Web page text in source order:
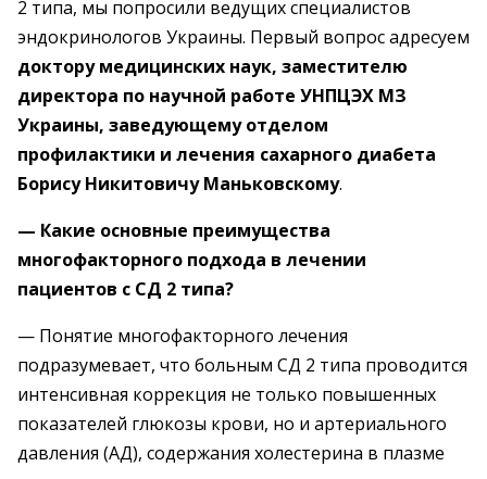
2 типа, мы попросили ведущих специалистов
эндокринологов Украины. Первый вопрос адресуем
доктору медицинских наук, заместителю
директора по научной работе УНПЦЭХ МЗ
Украины, заведующему отделом
профилактики и лечения сахарного диабета
Борису Никитовичу Маньковскому.
— Какие основные преимущества
многофакторного подхода в лечении
пациентов с СД 2 типа?
— Понятие многофакторного лечения
подразумевает, что больным СД 2 типа проводится
интенсивная коррекция не только повышенных
показателей глюкозы крови, но и артериального
давления (АД), содержания холестерина в плазме